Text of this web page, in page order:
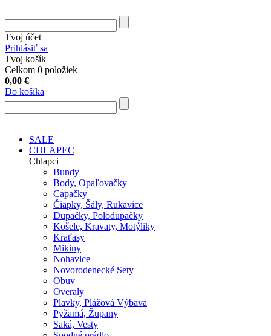
Tvoj účet
Prihlásiť sa
Tvoj košík
Celkom 0 položiek
0,00 €
Do košíka
SALE
CHLAPEC
Chlapci
Bundy
Body, Opaľovačky
Capačky
Čiapky, Šály, Rukavice
Dupačky, Polodupačky
Košele, Kravaty, Motýliky
Kraťasy
Mikiny
Nohavice
Novorodenecké Sety
Obuv
Overaly
Plavky, Plážová Výbava
Pyžamá, Župany
Saká, Vesty